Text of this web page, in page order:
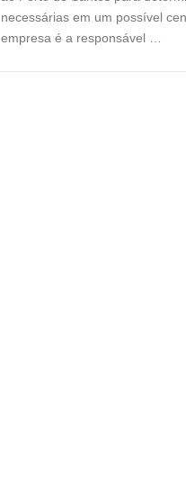
necessárias em um possível
empresa é a responsável …